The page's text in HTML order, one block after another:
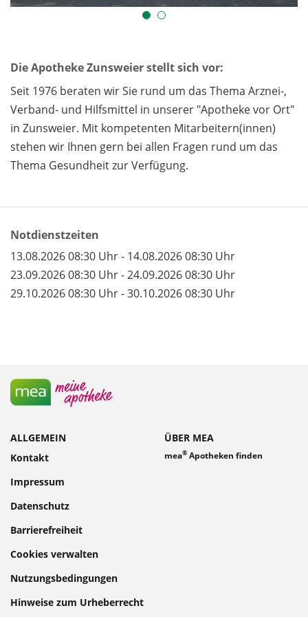
Die Apotheke Zunsweier stellt sich vor:
Seit 1976 beraten wir Sie rund um das Thema Arznei-,
Verband- und Hilfsmittel in unserer "Apotheke vor Ort"
in Zunsweier. Mit kompetenten Mitarbeitern(innen)
stehen wir Ihnen gern bei allen Fragen rund um das
Thema Gesundheit zur Verfügung.
Notdienstzeiten
13.08.2026 08:30 Uhr - 14.08.2026 08:30 Uhr
23.09.2026 08:30 Uhr - 24.09.2026 08:30 Uhr
29.10.2026 08:30 Uhr - 30.10.2026 08:30 Uhr
ALLGEMEIN
Kontakt
Impressum
Datenschutz
Barrierefreiheit
Cookies verwalten
Nutzungsbedingungen
Hinweise zum Urheberrecht
ÜBER MEA
mea® Apotheken finden